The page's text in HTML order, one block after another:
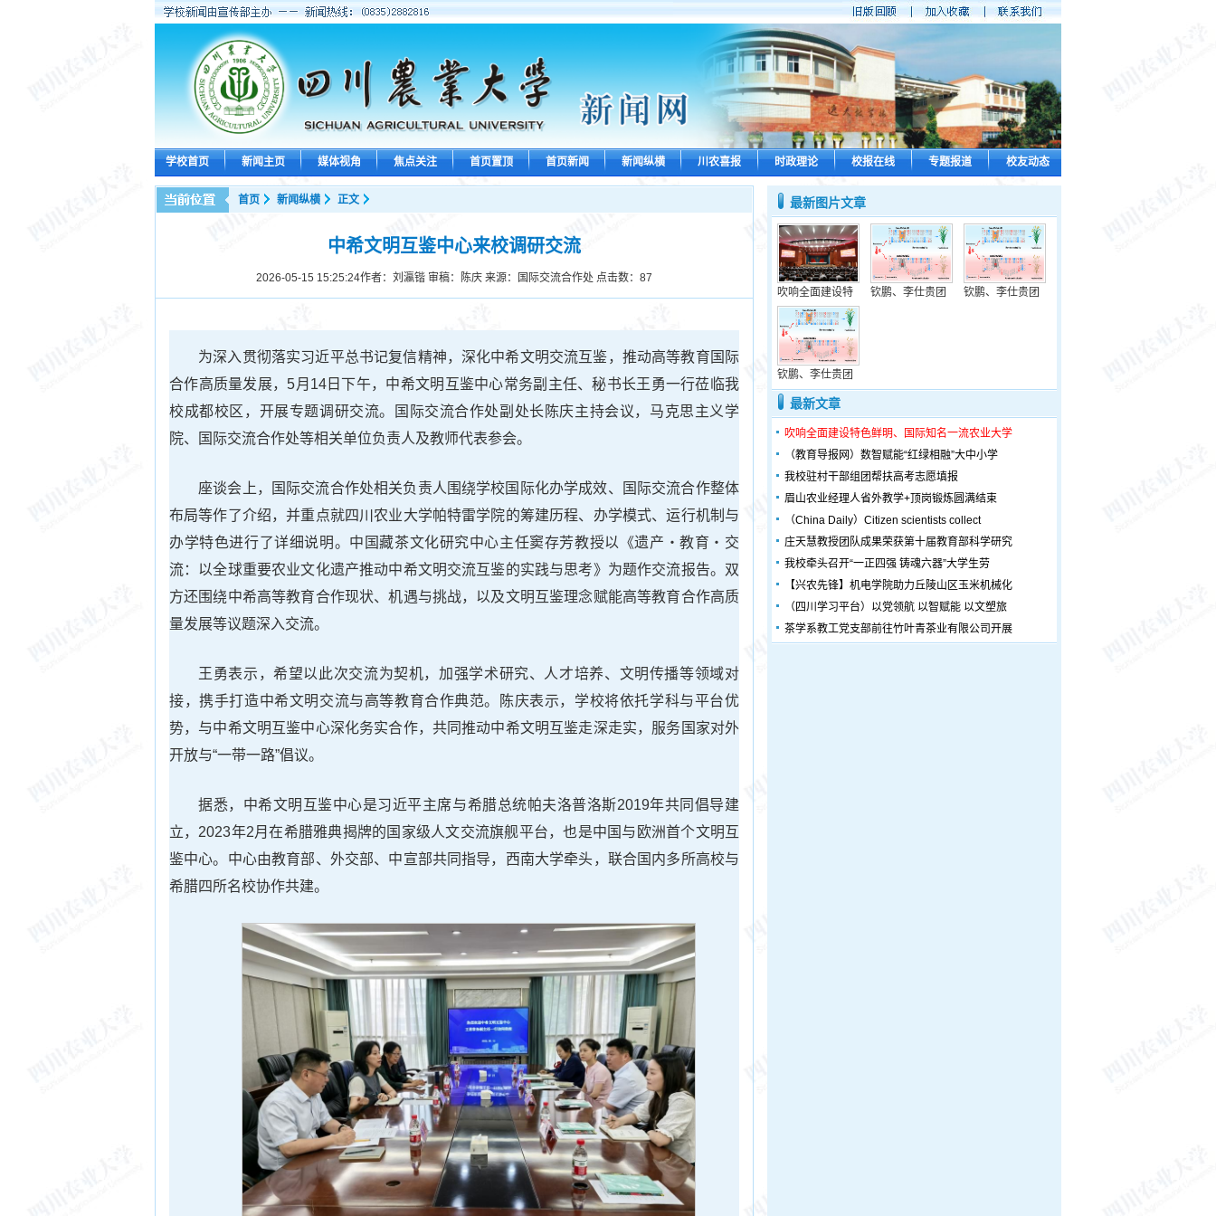
学校首页 新闻主页 媒体视角 焦点关注 首页置顶 首页新闻 新闻纵横 川农喜报 时政理论 校报在线 专题报道 校友动态
首页 新闻纵横 正文
中希文明互鉴中心来校调研交流
2026-05-15 15:25:24作者：刘瀛锴 审稿：陈庆 来源：国际交流合作处 点击数： 87
为深入贯彻落实习近平总书记复信精神，深化中希文明交流互鉴，推动高等教育国际
合作高质量发展，5月14日下午，中希文明互鉴中心常务副主任、秘书长王勇一行莅临我
校成都校区，开展专题调研交流。国际交流合作处副处长陈庆主持会议，马克思主义学
院、国际交流合作处等相关单位负责人及教师代表参会。
座谈会上，国际交流合作处相关负责人围绕学校国际化办学成效、国际交流合作整体
布局等作了介绍，并重点就四川农业大学帕特雷学院的筹建历程、办学模式、运行机制与
办学特色进行了详细说明。中国藏茶文化研究中心主任窦存芳教授以《遗产・教育・交
流：以全球重要农业文化遗产推动中希文明交流互鉴的实践与思考》为题作交流报告。双
方还围绕中希高等教育合作现状、机遇与挑战，以及文明互鉴理念赋能高等教育合作高质
量发展等议题深入交流。
王勇表示，希望以此次交流为契机，加强学术研究、人才培养、文明传播等领域对
接，携手打造中希文明交流与高等教育合作典范。陈庆表示，学校将依托学科与平台优
势，与中希文明互鉴中心深化务实合作，共同推动中希文明互鉴走深走实，服务国家对外
开放与“一带一路”倡议。
据悉，中希文明互鉴中心是习近平主席与希腊总统帕夫洛普洛斯2019年共同倡导建
立，2023年2月在希腊雅典揭牌的国家级人文交流旗舰平台，也是中国与欧洲首个文明互
鉴中心。中心由教育部、外交部、中宣部共同指导，西南大学牵头，联合国内多所高校与
希腊四所名校协作共建。
最新图片文章
吹响全面建设特 钦鹏、李仕贵团 钦鹏、李仕贵团
钦鹏、李仕贵团
最新文章
吹响全面建设特色鲜明、国际知名一流农业大学
（教育导报网）数智赋能“红绿相融”大中小学
我校驻村干部组团帮扶高考志愿填报
眉山农业经理人省外教学+顶岗锻炼圆满结束
（China Daily）Citizen scientists collect
庄天慧教授团队成果荣获第十届教育部科学研究
我校牵头召开“一正四强 铸魂六器”大学生劳
【兴农先锋】机电学院助力丘陵山区玉米机械化
（四川学习平台）以党领航 以智赋能 以文塑旅
茶学系教工党支部前往竹叶青茶业有限公司开展